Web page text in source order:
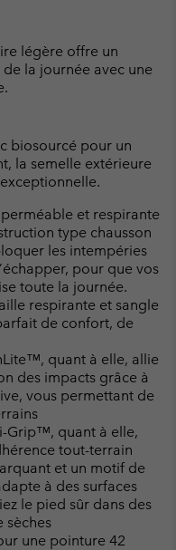
légère offre un
la journée avec une
biosourcé pour un
la semelle extérieure
et respirante
type chausson
les intempéries
pour que vos
toute la journée.
respirante et sangle
de confort, de
quant à elle, allie
des impacts grâce à
vous permettant de
Grip™, quant à elle,
tout-terrain
et un motif de
à des surfaces
le pied sûr dans des
sèches
une pointure 42